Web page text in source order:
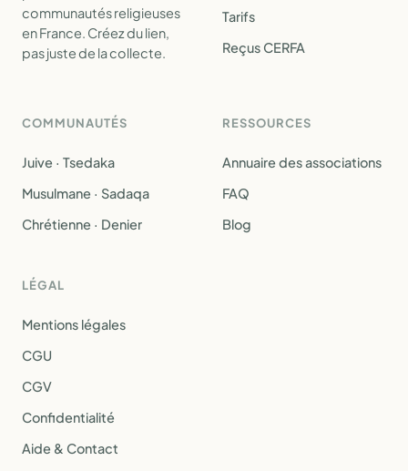
communautés religieuses
en France. Créez du lien,
pas juste de la collecte.
Tarifs
Reçus CERFA
COMMUNAUTÉS
Juive · Tsedaka
Musulmane · Sadaqa
Chrétienne · Denier
RESSOURCES
Annuaire des associations
FAQ
Blog
LÉGAL
Mentions légales
CGU
CGV
Confidentialité
Aide & Contact